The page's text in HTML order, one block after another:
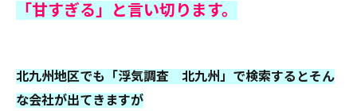
「甘すぎる」と言い切ります。
北九州地区でも「浮気調査 北九州」で検索するとそん
な会社が出てきますが